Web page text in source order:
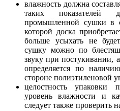
влажность должна
таких показателей
промышленной сушки в
которой доска
больше усыхать не
сушку можно по
звуку при постукивании,
определяется по
стороне полиэтиленовой
целостность упаковки
уровень влажности и
следует также проверить